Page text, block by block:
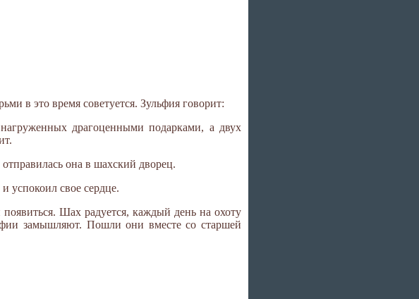
в это время советуется. Зульфия говорит:
драгоценными подарками, а двух
она в шахский дворец.
успокоил свое сердце.
Шах радуется, каждый день на охоту
замышляют. Пошли они вместе со старшей